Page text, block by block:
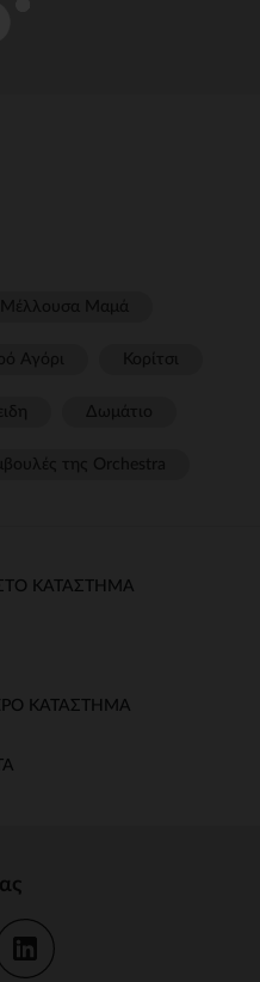
ΚΑΤΆΣΤΗΜΑ
ΚΑΤΆΣΤΗΜΑ